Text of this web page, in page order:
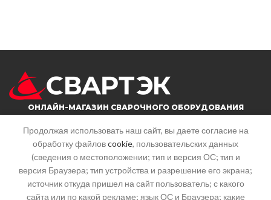
ОНЛАЙН-МАГАЗИН СВАРОЧНОГО ОБОРУДОВАНИЯ
г. Саратов, ул. Большая горная, 215
Почта: info@svartek.ru
СТАТЬИ
Продолжая использовать наш сайт, вы даете согласие на
обработку файловcookie, пользовательских данных
(сведения о местоположении; тип и версия ОС; тип и
версия Браузера; тип устройства и разрешение его экрана;
источник откуда пришел на сайт пользователь; с какого
сайта или по какой рекламе; язык ОС и Браузера; какие